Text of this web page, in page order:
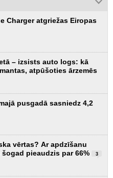
Charger atgriežas Eiropas
– izsists auto logs: kā
atpūšoties ārzemēs
pusgadā sasniedz 4,2
vērtas? Ar apdzīšanu
pieaudzis par 66%
3